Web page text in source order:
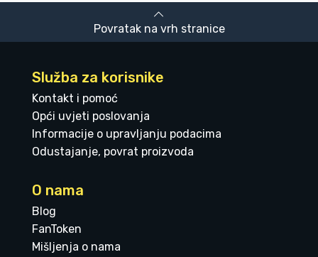
Povratak na vrh stranice
Služba za korisnike
Kontakt i pomoć
Opći uvjeti poslovanja
Informacije o upravljanju podacima
Odustajanje, povrat proizvoda
O nama
Blog
FanToken
Mišljenja o nama